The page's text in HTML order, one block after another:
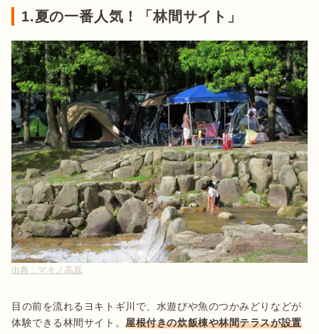
1.夏の一番人気！「林間サイト」
出典： マキノ高原
目の前を流れるヨキトギ川で、水遊びや魚のつかみどりなどが
体験できる林間サイト。屋根付きの炊飯棟や林間テラスが設置